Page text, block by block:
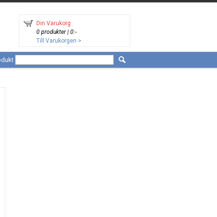
Din Varukorg
0 produkter | 0:-
Till Varukorgen >